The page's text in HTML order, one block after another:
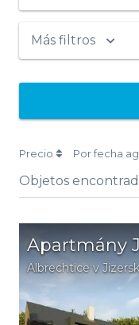
Más filtros
Precio Por fecha
Objetos
Apartmány
Albrechtice v